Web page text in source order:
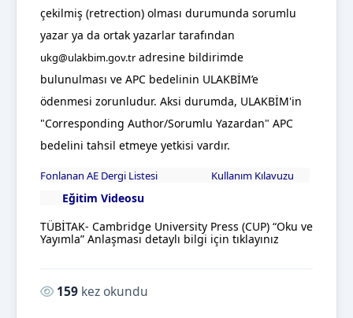
çekilmiş (retrection) olması durumunda sorumlu
yazar ya da ortak yazarlar tarafından
ukg@ulakbim.gov.tradresine bildirimde
bulunulması ve APC bedelinin ULAKBİM’e
ödenmesi zorunludur. Aksi durumda, ULAKBİM'in
"Corresponding Author/Sorumlu Yazardan" APC
bedelini tahsil etmeye yetkisi vardır.
Fonlanan AE Dergi Listesi Kullanım Kılavuzu
Eğitim Videosu
TÜBİTAK- Cambridge University Press (CUP) “Oku ve
Yayımla” Anlaşması detaylı bilgi için tıklayınız
Okunma sayısı:
159 kez okundu